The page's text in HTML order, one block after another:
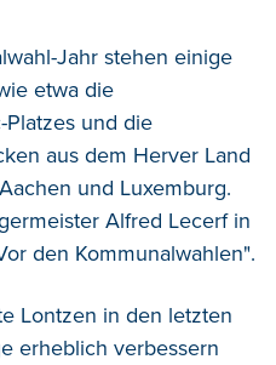
Jahr stehen einige
etwa die
Platzes und die
aus dem Herver Land
und Luxemburg.
Alfred Lecerf in
den Kommunalwahlen".
Lontzen in den letzten
erheblich verbessern